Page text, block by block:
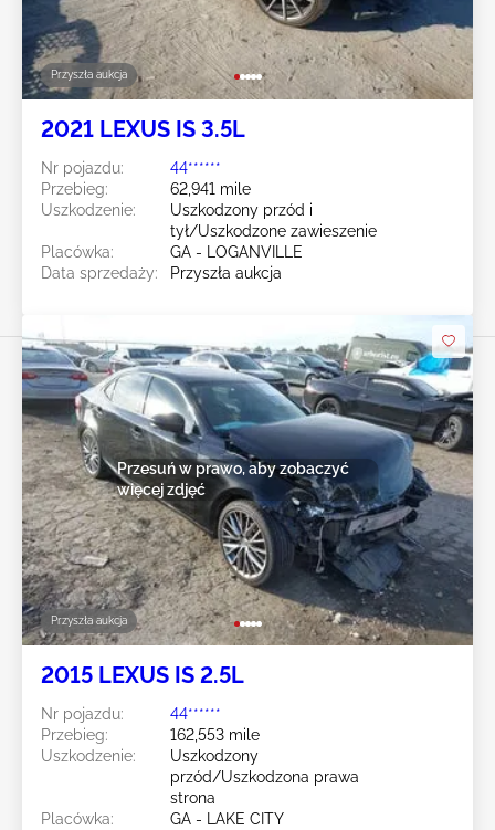
Przyszła aukcja
2021 LEXUS IS 3.5L
Nr pojazdu:
44******
Przebieg:
62,941 mile
Uszkodzenie:
Uszkodzony przód i
tył/Uszkodzone zawieszenie
Placówka:
GA - LOGANVILLE
Data sprzedaży:
Przyszła aukcja
Przyszła aukcja
Przesuń w prawo, aby zobaczyć
więcej zdjęć
2015 LEXUS IS 2.5L
Nr pojazdu:
44******
Przebieg:
162,553 mile
Uszkodzenie:
Uszkodzony
przód/Uszkodzona prawa
strona
Placówka:
GA - LAKE CITY